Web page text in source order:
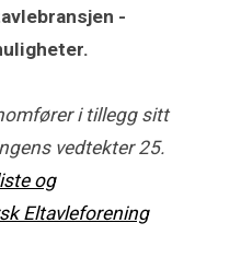
-
i tillegg sitt
vedtekter 25.
og
Eltavleforening